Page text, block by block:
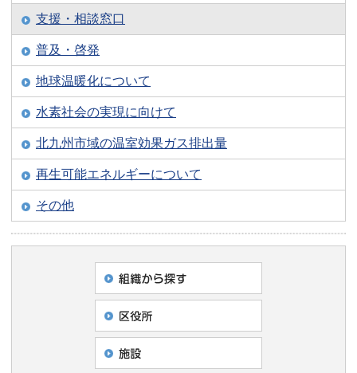
支援・相談窓口
普及・啓発
地球温暖化について
水素社会の実現に向けて
北九州市域の温室効果ガス排出量
再生可能エネルギーについて
その他